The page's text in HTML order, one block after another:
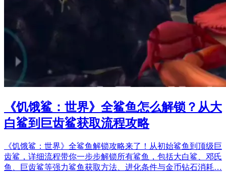
《饥饿鲨：世界》全鲨鱼怎么解锁？从大
白鲨到巨齿鲨获取流程攻略
《饥饿鲨：世界》全鲨鱼解锁攻略来了！从初始鲨鱼到顶级巨
齿鲨，详细流程带你一步步解锁所有鲨鱼，包括大白鲨、邓氏
鱼、巨齿鲨等强力鲨鱼获取方法、进化条件与金币钻石消耗…